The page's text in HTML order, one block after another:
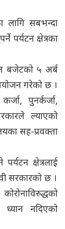
लागि सबभन्दा
पर्यटन क्षेत्रका
बजेटको ५ अर्ब
गरेको छ ।
पुनर्कर्जा,
ल्याएको
सह-प्रवक्ता
क्षेत्रलाई
सरकारको छ ।
ध्यान नदिएको